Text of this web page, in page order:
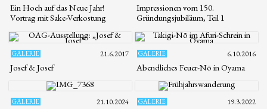
Ein Hoch auf das Neue Jahr!
Vortrag mit Sake-Verkostung
Impressionen vom 150.
Gründungsjubiläum, Teil 1
GALERIE 21.6.2017
Josef & Josef
GALERIE 6.10.2016
Abendliches Feuer-Nō in Ōyama
GALERIE 21.10.2024 GALERIE 19.3.2022